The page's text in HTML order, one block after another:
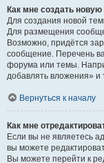
Как мне создать
Для создания новой
Для размещения
Возможно, придётся
сообщение. Перечень
форума или темы.
добавлять вложения» и
Вернуться к началу
Как мне
Если вы не являетесь
вы можете
Вы можете перейти к